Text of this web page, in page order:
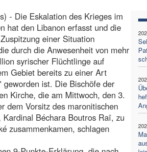
- Die Eskalation des Krieges im
hat den Libanon erfasst und die
einer Situation
durch die Anwesenheit von mehr
syrischer Flüchtlinge auf
Gebiet bereits zu einer Art
geworden ist. Die Bischöfe der
Kirche, die am Mittwoch, den 3.
dem Vorsitz des maronitischen
Kardinal Béchara Boutros Raï, zu
zusammenkamen, schlagen